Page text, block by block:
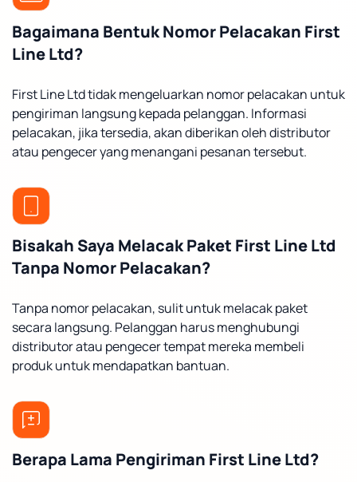
Bagaimana Bentuk Nomor Pelacakan First
Line Ltd?
First Line Ltd tidak mengeluarkan nomor pelacakan untuk
pengiriman langsung kepada pelanggan. Informasi
pelacakan, jika tersedia, akan diberikan oleh distributor
atau pengecer yang menangani pesanan tersebut.
Bisakah Saya Melacak Paket First Line Ltd
Tanpa Nomor Pelacakan?
Tanpa nomor pelacakan, sulit untuk melacak paket
secara langsung. Pelanggan harus menghubungi
distributor atau pengecer tempat mereka membeli
produk untuk mendapatkan bantuan.
Berapa Lama Pengiriman First Line Ltd?